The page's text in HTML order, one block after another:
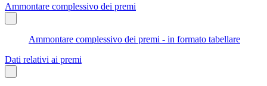
Ammontare complessivo dei premi
Ammontare complessivo dei premi - in formato tabellare
Dati relativi ai premi